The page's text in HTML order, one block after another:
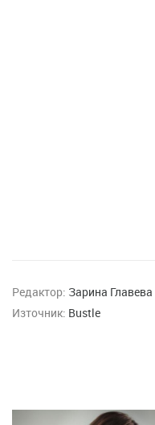
Редактор: Зарина Главева
Източник: Bustle